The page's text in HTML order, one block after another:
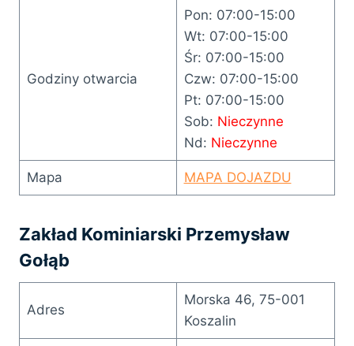
Godziny otwarcia
Pon: 07:00-15:00
Wt: 07:00-15:00
Śr: 07:00-15:00
Czw: 07:00-15:00
Pt: 07:00-15:00
Sob: Nieczynne
Nd: Nieczynne
Mapa MAPA DOJAZDU
Zakład Kominiarski Przemysław
Gołąb
Adres
Morska 46, 75-001
Koszalin